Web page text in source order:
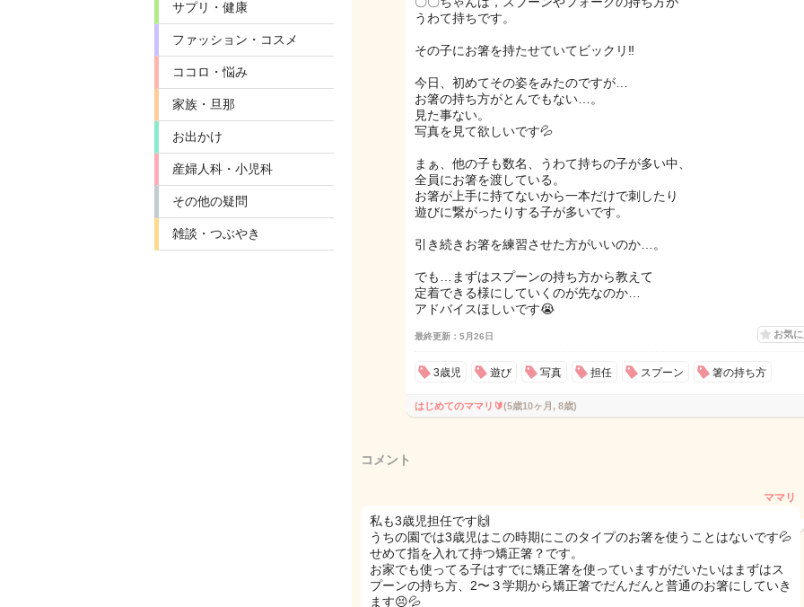
サプリ・健康
ファッション・コスメ
ココロ・悩み
家族・旦那
お出かけ
産婦人科・小児科
その他の疑問
雑談・つぶやき
うわて持ちです。
その子にお箸を持たせていてビックリ‼️
今日、初めてその姿をみたのですが…
お箸の持ち方がとんでもない…。
見た事ない。
写真を見て欲しいです💦
まぁ、他の子も数名、うわて持ちの子が多い中、
全員にお箸を渡している。
お箸が上手に持てないから一本だけで刺したり
遊びに繋がったりする子が多いです。
引き続きお箸を練習させた方がいいのか…。
でも…まずはスプーンの持ち方から教えて
定着できる様にしていくのが先なのか…
アドバイスほしいです😭
最終更新：5月26日 お気
3歳児 遊び 写真 担任 スプーン 箸の持ち方
はじめてのママリ🔰(5歳10ヶ月, 8歳)
コメント
ママリ
私も3歳児担任です🙌
うちの園では3歳児はこの時期にこのタイプのお箸を使うことはないです💦
せめて指を入れて持つ矯正箸？です。
お家でも使ってる子はすでに矯正箸を使っていますがだいたいはまずはス
プーンの持ち方、2〜３学期から矯正箸でだんだんと普通のお箸にしていき
ます😣💦